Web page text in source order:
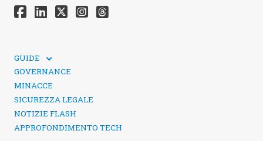
GUIDE
SICUREZZA DEI SOCIAL MEDIA
GOVERNANCE
MINACCE
SICUREZZA LEGALE
NOTIZIE FLASH
APPROFONDIMENTO TECH